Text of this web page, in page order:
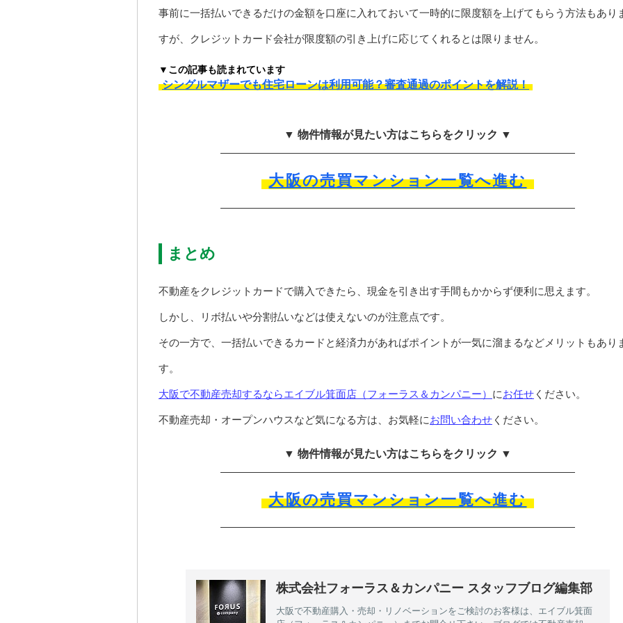
事前に一括払いできるだけの金額を口座に入れておいて一時的に限度額を上げてもらう方法もあり
すが、クレジットカード会社が限度額の引き上げに応じてくれるとは限りません。
▼この記事も読まれています
シングルマザーでも住宅ローンは利用可能？審査通過のポイントを解説！
▼ 物件情報が見たい方はこちらをクリック ▼
大阪の売買マンション一覧へ進む
まとめ
不動産をクレジットカードで購入できたら、現金を引き出す手間もかからず便利に思えます。
しかし、リボ払いや分割払いなどは使えないのが注意点です。
その一方で、一括払いできるカードと経済力があればポイントが一気に溜まるなどメリットもあり
す。
大阪で不動産売却するならエイブル箕面店（フォーラス＆カンパニー） にお任せ ください。
不動産売却・オープンハウスなど気になる方は、お気軽にお問い合わせ ください。
▼ 物件情報が見たい方はこちらをクリック ▼
大阪の売買マンション一覧へ進む
株式会社フォーラス＆カンパニー スタッフブログ編集部
大阪で不動産購入・売却・リノベーションをご検討のお客様は、エイブル箕面